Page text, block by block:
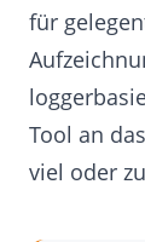
für
Tool an
viel oder